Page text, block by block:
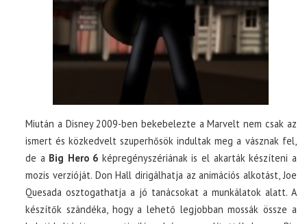
Miután a Disney 2009-ben bekebelezte a Marvelt nem csak az
ismert és közkedvelt szuperhősök indultak meg a vásznak fel,
de a Big Hero 6 képregényszériának is el akarták készíteni a
mozis verzióját. Don Hall dirigálhatja az animációs alkotást, Joe
Quesada osztogathatja a jó tanácsokat a munkálatok alatt. A
készítők szándéka, hogy a lehető legjobban mossák össze a